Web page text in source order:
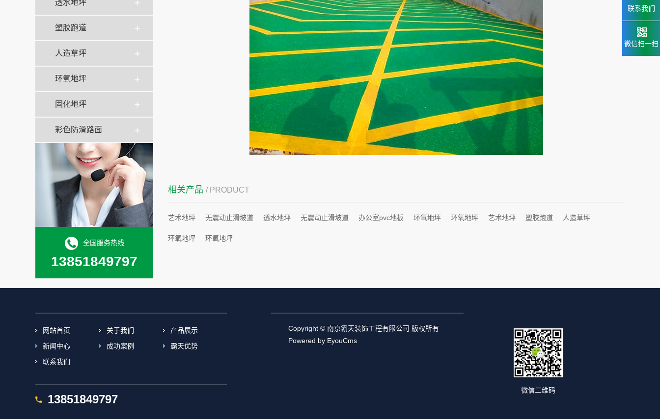
透水地坪
塑胶跑道
人造草坪
环氧地坪
固化地坪
彩色防滑路面
全国服务热线
13851849797
相关产品 / PRODUCT
艺术地坪 无震动止滑坡道 透水地坪 无震动止滑坡道 办公室pvc地板 环氧地坪 环氧地坪 艺术地坪 塑胶跑道 人造草坪
环氧地坪 环氧地坪
网站首页 关于我们
产品展示
新闻中心
成功案例
霸天优势
联系我们
13851849797
Copyright © 南京霸天装饰工程有限公司 版权所有
Powered by EyouCms
微信二维码
联系我们
微信扫一扫